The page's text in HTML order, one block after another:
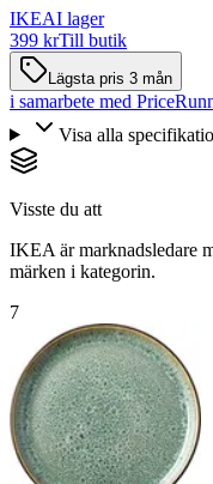
IKEAI lager
399 krTill butik
Lägsta pris 3 mån
i samarbete med
Visa alla
Visste du att
IKEA är marknadsledare
märken i kategorin.
7